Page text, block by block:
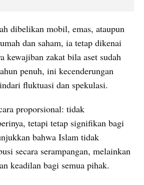
dibelikan mobil, emas, ataupun
dan saham, ia tetap dikenai
kewajiban zakat bila aset sudah
penuh, ini kecenderungan
fluktuasi dan spekulasi.
proporsional: tidak
tetapi tetap signifikan bagi
bahwa Islam tidak
secara serampangan, melainkan
keadilan bagi semua pihak.